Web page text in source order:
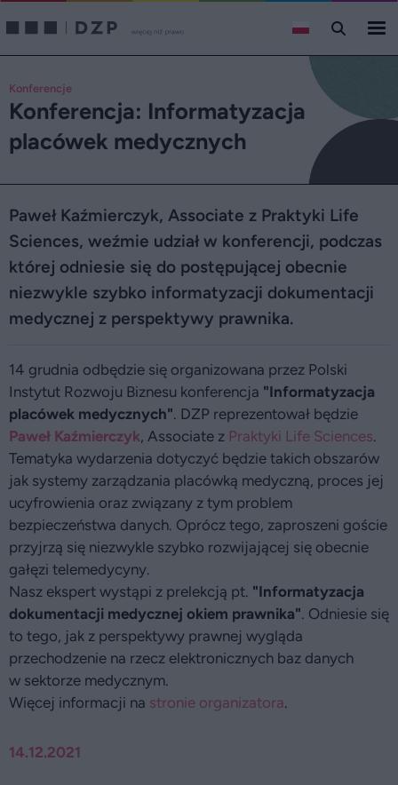
Konferencje
Konferencja: Informatyzacja
placówek medycznych
14.12.2021
Paweł Kaźmierczyk, Associate z Praktyki Life
Sciences, weźmie udział w konferencji, podczas
której odniesie się do postępującej obecnie
niezwykle szybko informatyzacji dokumentacji
medycznej z perspektywy prawnika.
14 grudnia odbędzie się organizowana przez Polski
Instytut Rozwoju Biznesu konferencja "Informatyzacja
placówek medycznych". DZP reprezentował będzie
Paweł Kaźmierczyk, Associate z Praktyki Life Sciences.
Tematyka wydarzenia dotyczyć będzie takich obszarów
jak systemy zarządzania placówką medyczną, proces jej
ucyfrowienia oraz związany z tym problem
bezpieczeństwa danych. Oprócz tego, zaproszeni goście
przyjrzą się niezwykle szybko rozwijającej się obecnie
gałęzi telemedycyny.
Nasz ekspert wystąpi z prelekcją pt. "Informatyzacja
dokumentacji medycznej okiem prawnika". Odniesie się
to tego, jak z perspektywy prawnej wygląda
przechodzenie na rzecz elektronicznych baz danych
w sektorze medycznym.
Więcej informacji na stronie organizatora.